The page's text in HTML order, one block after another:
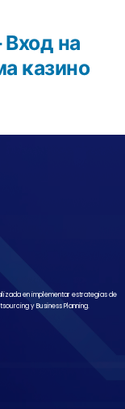
Вход на
казино
en implementar estrategias de
y Business Planning.